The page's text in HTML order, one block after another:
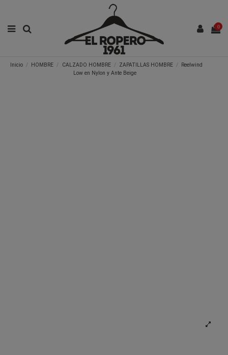
0
Inicio HOMBRE CALZADO HOMBRE ZAPATILLAS HOMBRE
Reelwind
Low en Nylon y Ante Beige